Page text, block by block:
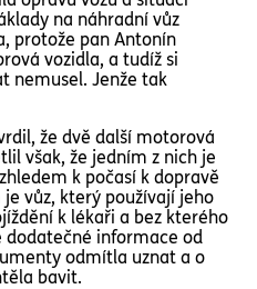
na náhradní vůz
protože pan Antonín
vozidla, a tudíž si
nemusel. Jenže tak
že dvě další motorová
však, že jedním z nich je
k počasí k dopravě
vůz, který používají jeho
k lékaři a bez kterého
dodatečné informace od
odmítla uznat a o
bavit.